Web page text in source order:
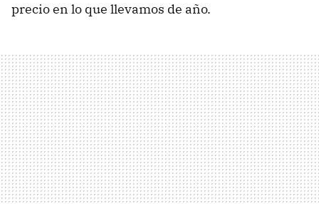
precio en lo que llevamos de año.